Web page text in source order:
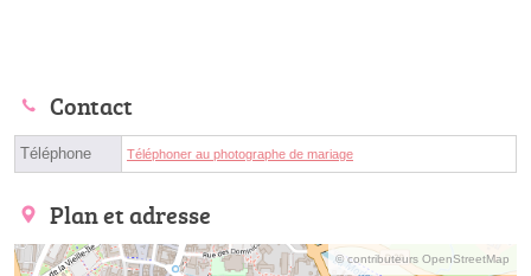
Contact
Téléphone Téléphoner au photographe de mariage
Plan et adresse
© contributeurs OpenStreetMap